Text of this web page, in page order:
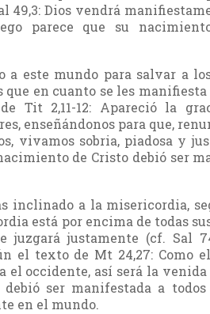
49,3: Dios vendrá
parece que su
a este mundo para salvar a
que en cuanto se les
Tit 2,11-12: Apareció la
enseñándonos para que,
vivamos sobria, piadosa y
de Cristo debió ser
inclinado a la misericordia,
está por encima de todas
juzgará justamente (cf. Sal
el texto de Mt 24,27: Como
el occidente, así será la
ser manifestada a
en el mundo.